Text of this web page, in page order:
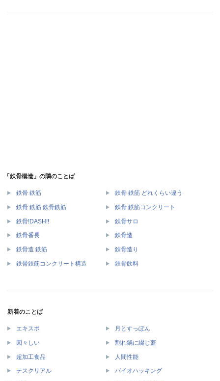
「鉄骨構造」の隣のことば
鉄骨 鉄筋 鉄骨 鉄筋 どれくらい違う
鉄骨 鉄筋 鉄骨鉄筋 鉄骨 鉄筋コンクリート
鉄骨!DASH!! 鉄骨サロ
鉄骨番長 鉄骨造
鉄骨造 鉄筋 鉄骨造り
鉄骨鉄筋コンクリート構造 鉄骨飲料
新着のことば
エキスポ 月とすっぽん
図々しい 割れ鍋に綴じ蓋
超加工食品 人間性能
テスクリアル バイオハッキング